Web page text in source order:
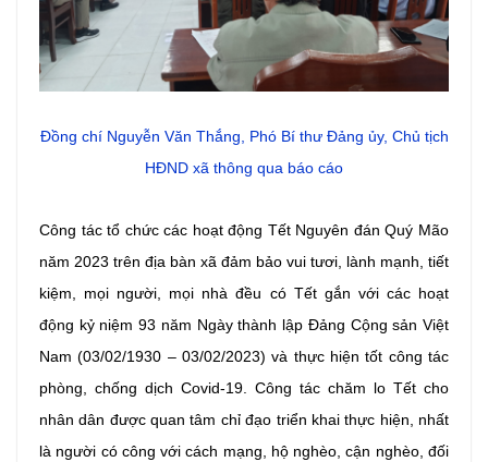
Đồng chí Nguyễn Văn Thắng, Phó Bí thư Đảng ủy, Chủ tịch
HĐND xã thông qua báo cáo
Công tác tổ chức các hoạt động Tết Nguyên đán Quý Mão
năm 2023 trên địa bàn xã đảm bảo vui tươi, lành mạnh, tiết
kiệm, mọi người, mọi nhà đều có Tết gắn với các hoạt
động kỷ niệm 93 năm Ngày thành lập Đảng Cộng sản Việt
Nam (03/02/1930 – 03/02/2023) và thực hiện tốt công tác
phòng, chống dịch Covid-19. Công tác chăm lo Tết cho
nhân dân được quan tâm chỉ đạo triển khai thực hiện, nhất
là người có công với cách mạng, hộ nghèo, cận nghèo, đối